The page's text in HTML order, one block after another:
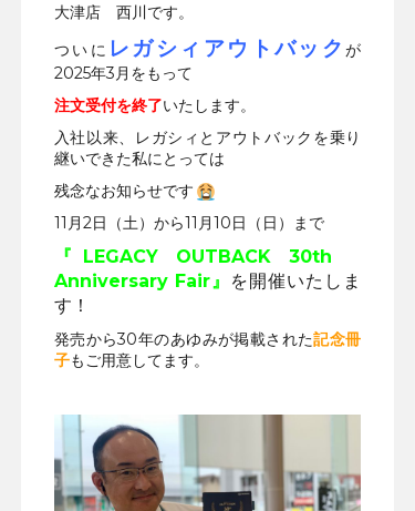
大津店 西川です。
ついに レガシィアウトバックが
2025年3月をもって
注文受付を終了いたします。
入社以来、レガシィとアウトバックを乗り
継いできた私にとっては
残念なお知らせです
11月2日（土）から11月10日（日）まで
『LEGACY OUTBACK 30th
Anniversary Fair』
を開催いたしま
す！
発売から30年のあゆみが掲載された記念冊
子もご用意してます。